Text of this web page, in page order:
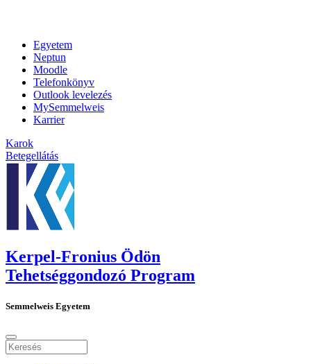
Egyetem
Neptun
Moodle
Telefonkönyv
Outlook levelezés
MySemmelweis
Karrier
Karok
Betegellátás
Kerpel-Fronius Ödön
Tehetséggondozó Program
Semmelweis Egyetem